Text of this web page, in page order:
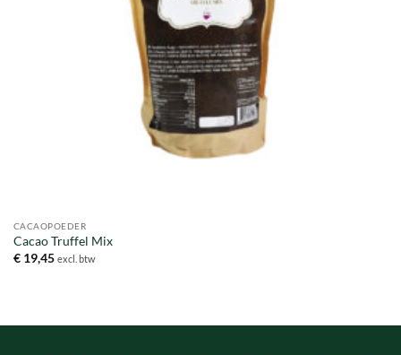
CACAOPOEDER
Cacao Truffel Mix
€19,45 excl. btw